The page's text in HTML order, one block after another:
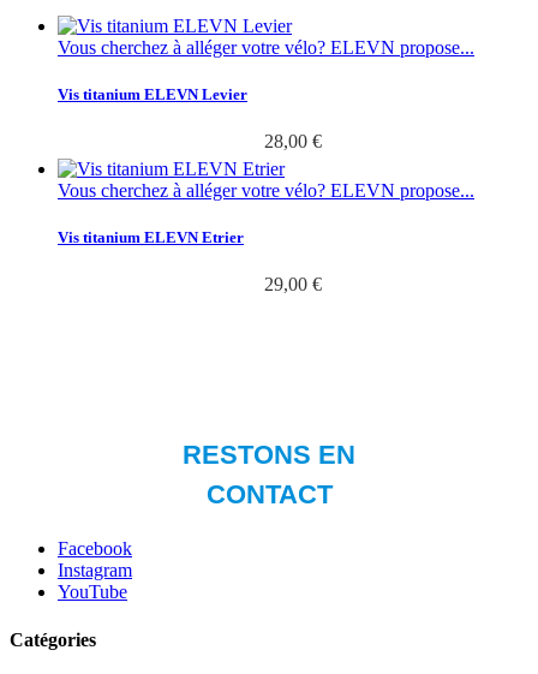
Vous cherchez à alléger votre vélo? ELEVN propose...
Vis titanium ELEVN Levier
28,00 €
Vous cherchez à alléger votre vélo? ELEVN propose...
Vis titanium ELEVN Etrier
29,00 €
Facebook
Instagram
YouTube
Catégories